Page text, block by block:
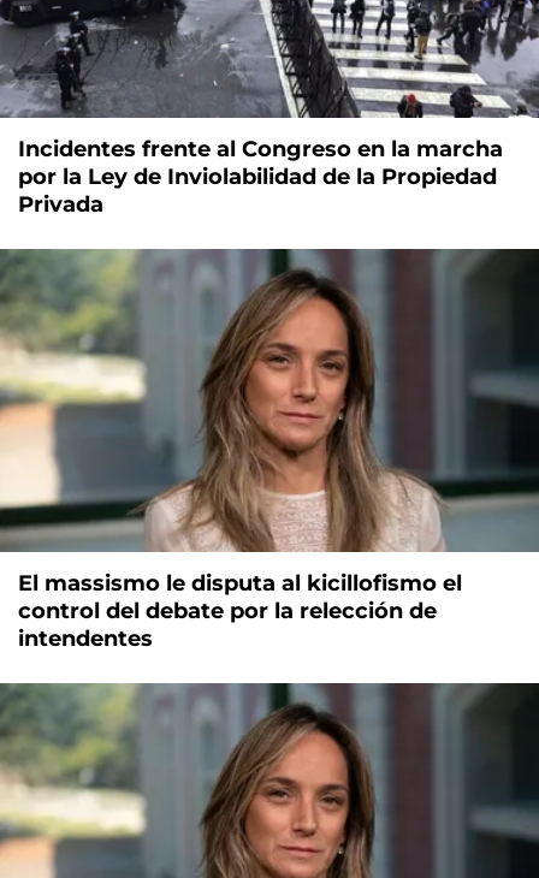
Incidentes frente al Congreso en la marcha
por la Ley de Inviolabilidad de la Propiedad
Privada
El massismo le disputa al kicillofismo el
control del debate por la relección de
intendentes